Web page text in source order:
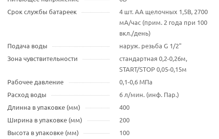
Срок службы батареек
4 шт. AA щелочных 1,5В, 2700
мA/час (прим. 2 года при 100
вкл./день)
Подача воды
наруж. резьба G 1/2"
Зона чувствительности
стандартная 0,2-0,26м,
START/STOP 0,05-0,15м
Рабочее давление
0,1-0,6 МПа
Расход воды
6 л/мин. (инф. Пар.)
Длинна в упаковке (мм)
400
Ширина в упаковке (мм)
200
Высота в упаковке (мм)
100